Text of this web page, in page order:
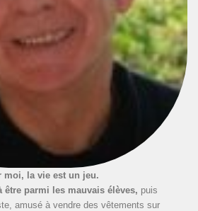
moi, la vie est un jeu.
être parmi les mauvais élèves, puis
amusé à vendre des vêtements sur